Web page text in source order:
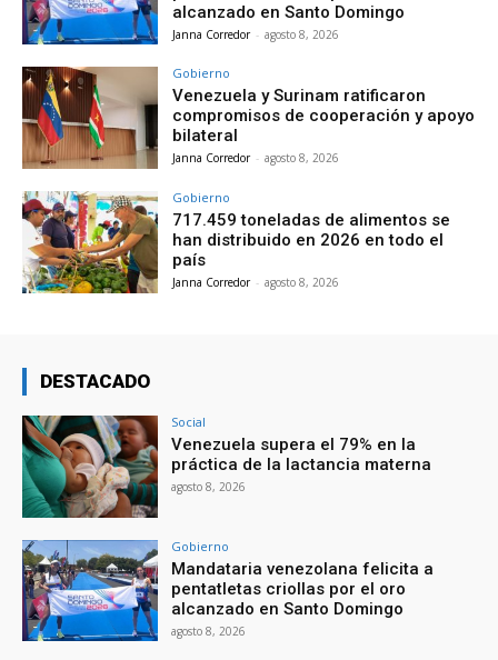
alcanzado en Santo Domingo
Janna Corredor - agosto 8, 2026
Gobierno
Venezuela y Surinam ratificaron
compromisos de cooperación y apoyo
bilateral
Janna Corredor - agosto 8, 2026
Gobierno
717.459 toneladas de alimentos se
han distribuido en 2026 en todo el
país
Janna Corredor - agosto 8, 2026
DESTACADO
Social
Venezuela supera el 79% en la
práctica de la lactancia materna
agosto 8, 2026
Gobierno
Mandataria venezolana felicita a
pentatletas criollas por el oro
alcanzado en Santo Domingo
agosto 8, 2026